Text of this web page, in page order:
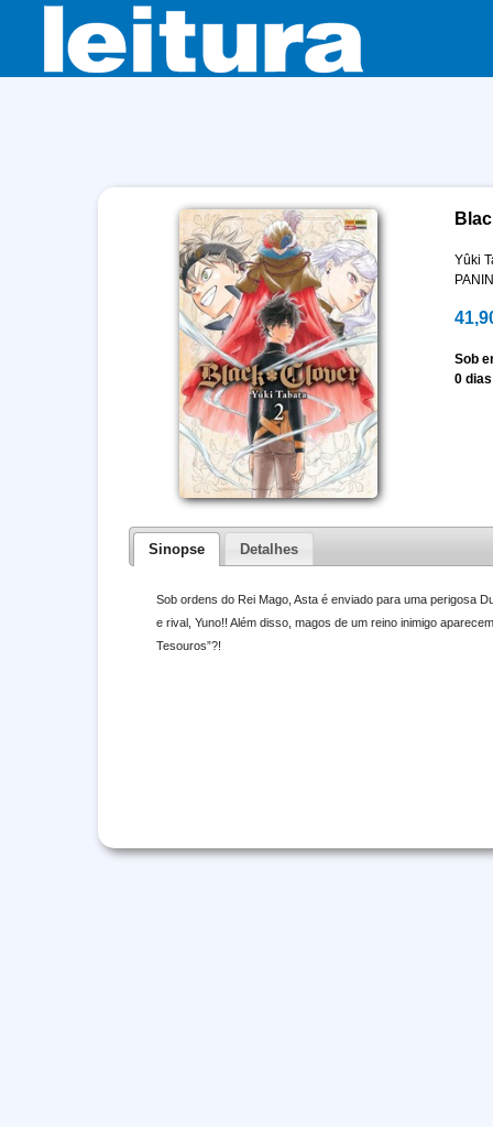
Yûki
Sob
0 dias
Sinopse Detalhes
Sob ordens do Rei Mago, Asta é enviado para uma perigosa
e rival, Yuno!! Além disso, magos de um reino inimigo
Tesouros”?!